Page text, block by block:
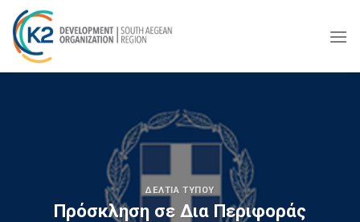
Skip
content
ΔΕΛΤΊΑ ΤΎΠΟΥ
Πρόσκληση σε Δια Περιφοράς